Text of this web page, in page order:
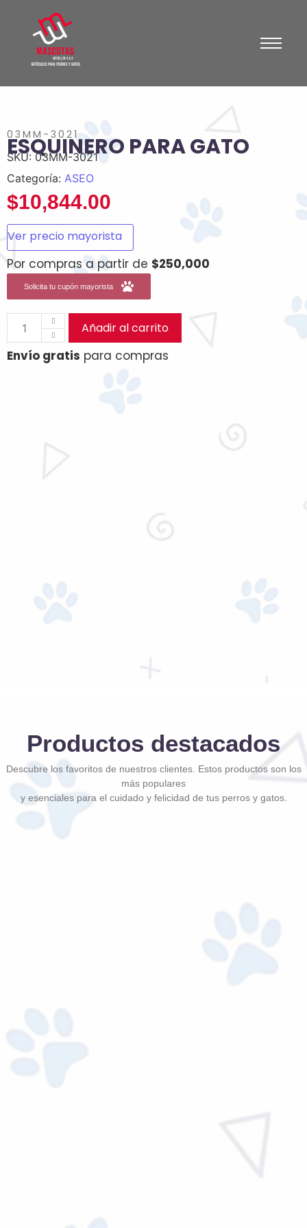
03MM-3021
ESQUINERO PARA GATO
SKU:03MM-3021
Categoría: ASEO
$10,844.00
Ver precio mayorista
Por compras a partir de $250,000
Solicita tu cupón mayorista
Añadir al carrito
Envío gratis para compras
Productos destacados
Descubre los favoritos de nuestros clientes. Estos productos son los
más populares
y esenciales para el cuidado y felicidad de tus perros y gatos.